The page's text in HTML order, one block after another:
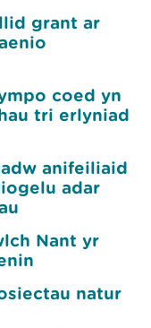
grant ar
coed yn
tri erlyniad
anifeiliaid
adar
Nant yr
natur